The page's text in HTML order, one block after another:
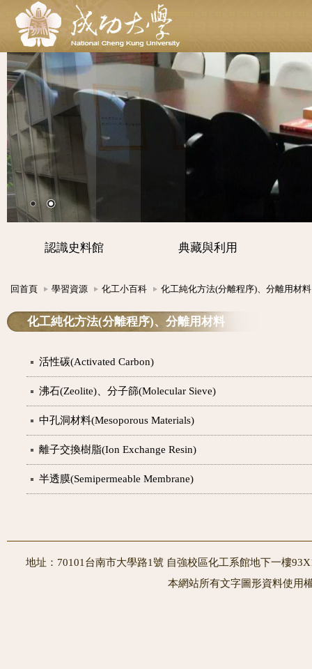
認識史料館 典藏與利用
回首頁 學習資源 化工小百科 化工純化方法(分離程序)、分離用材料
化工純化方法(分離程序)、分離用材料
活性碳(Activated Carbon)
沸石(Zeolite)、分子篩(Molecular Sieve)
中孔洞材料(Mesoporous Materials)
離子交換樹脂(Ion Exchange Resin)
半透膜(Semipermeable Membrane)
地址：70101台南市大學路1號 自強校區化工系館地下一樓
本網站所有文字圖形資料使用